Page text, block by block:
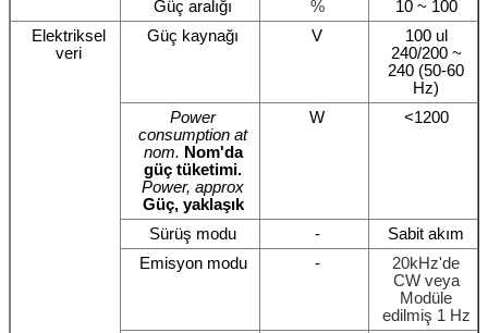
Güç aralığı %
10 ~ 100
Elektriksel
veri
Güç kaynağı V
100 ul
240/200 ~
240 (50-60
Hz)
Power
consumption at
nom. Nom'da
güç tüketimi.
Power, approx
Güç, yaklaşık
W <1200
Sürüş modu -
Sabit akım
Emisyon modu
-
20kHz'de
CW veya
Modüle
edilmiş 1 Hz